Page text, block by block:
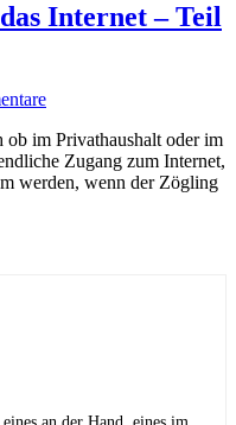
Internet – Teil
ob im Privathaushalt oder im
Zugang zum Internet,
werden, wenn der Zögling